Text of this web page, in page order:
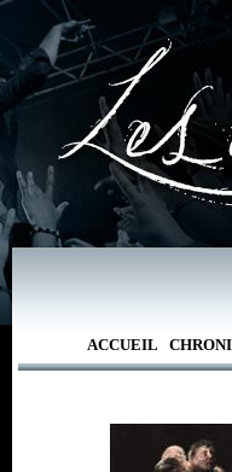
ACCUEIL